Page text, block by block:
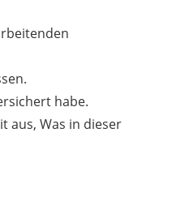
habe.
aus, Was in dieser